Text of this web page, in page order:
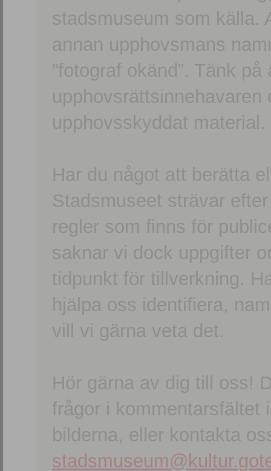
stadsmuseum som källa.
annan upphovsmans
”fotograf okänd”. Tänk
upphovsskyddat material.
Har du något att berätta
Stadsmuseet strävar
regler som finns för
saknar vi dock uppgifter
tidpunkt för tillverkning.
hjälpa oss identifiera,
vill vi gärna veta det.
Hör gärna av dig till oss!
frågor i kommentarsfältet
bilderna, eller kontakta